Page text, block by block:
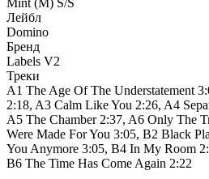
Лейбл
Domino
Бренд
Labels V2
Треки
A1 The Age Of The Understatement
2:18, A3 Calm Like You 2:26, A4
A5 The Chamber 2:37, A6 Only The
Were Made For You 3:05, B2 Black
You Anymore 3:05, B4 In My Room
B6 The Time Has Come Again 2:22